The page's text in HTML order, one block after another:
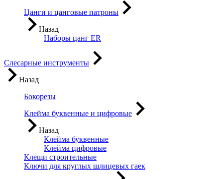
Цанги и цанговые патроны
Назад
Наборы цанг ER
Слесарные инструменты
Назад
Бокорезы
Клейма буквенные и цифровые
Назад
Клейма буквенные
Клейма цифровые
Клещи строительные
Ключи для круглых шлицевых гаек